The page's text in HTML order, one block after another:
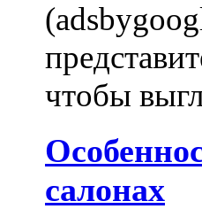
чтобы
салонах